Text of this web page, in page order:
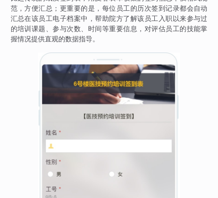
范，方便汇总；更重要的是，每位员工的历次签到记录都会自动
汇总在该员工电子档案中，帮助院方了解该员工入职以来参与过
的培训课题、参与次数、时间等重要信息，对评估员工的技能掌
握情况提供直观的数据指导。